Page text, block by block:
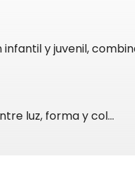
y juvenil,
luz, forma y col...